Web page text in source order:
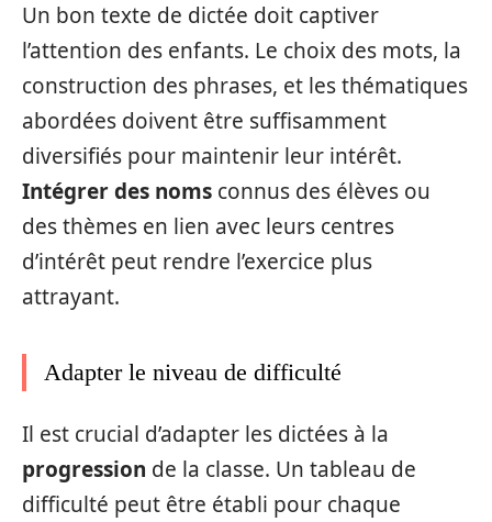
Un bon texte de dictée doit captiver
l’attention des enfants. Le choix des mots, la
construction des phrases, et les thématiques
abordées doivent être suffisamment
diversifiés pour maintenir leur intérêt.
Intégrer des noms connus des élèves ou
des thèmes en lien avec leurs centres
d’intérêt peut rendre l’exercice plus
attrayant.
Adapter le niveau de difficulté
Il est crucial d’adapter les dictées à la
progression de la classe. Un tableau de
difficulté peut être établi pour chaque